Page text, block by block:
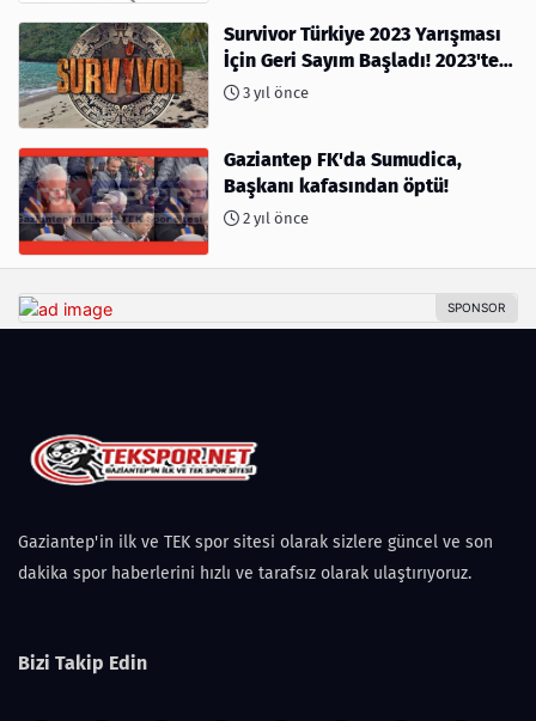
Survivor Türkiye 2023 Yarışması
İçin Geri Sayım Başladı! 2023'te
kimler var?
3 yıl önce
Gaziantep FK'da Sumudica,
Başkanı kafasından öptü!
2 yıl önce
Gaziantep'in ilk ve TEK spor sitesi olarak sizlere güncel ve son
dakika spor haberlerini hızlı ve tarafsız olarak ulaştırıyoruz.
Bizi Takip Edin